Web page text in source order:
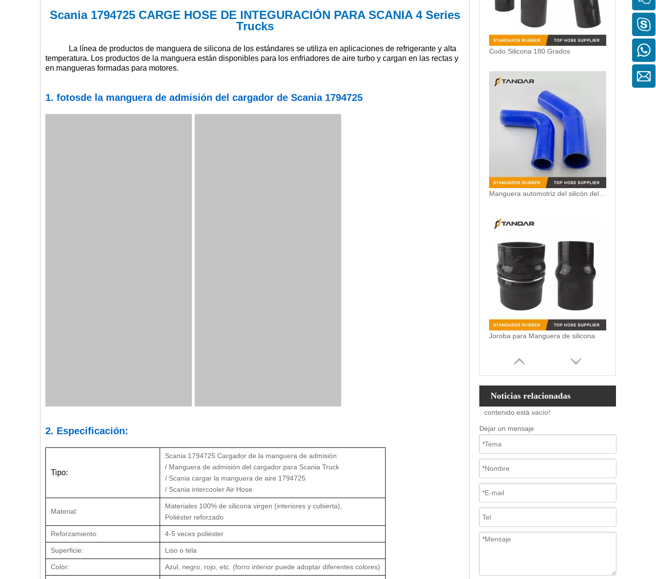
Scania 1794725 CARGE HOSE DE INTEGURACIÓN PARA SCANIA 4 Series
Trucks
La línea de productos de manguera de silicona de los estándares se utiliza en aplicaciones de refrigerante y alta
temperatura. Los productos de la manguera están disponibles para los enfriadores de aire turbo y cargan en las rectas y
en mangueras formadas para motores.
1. fotosde la manguera de admisión del cargador de Scania 1794725
2. Especificación:
Tipo:
Scania 1794725 Cargador de la manguera de admisión
/ Manguera de admisión del cargador para Scania Truck
/ Scania cargar la manguera de aire 1794725
/ Scania intercooler Air Hose
Material:
Materiales 100% de silicona virgen (interiores y cubierta),
Poliéster reforzado
Reforzamiento: 4-5 veces poliéster
Superficie: Liso o tela
Color: Azul, negro, rojo, etc. (forro interior puede adoptar diferentes colores)
Codo Silicona 180 Grados
Joroba para Manguera de silicona
Noticias relacionadas
contenido está vacío!
Dejar un mensaje